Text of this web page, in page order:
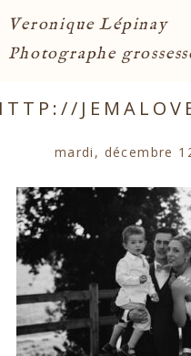
Veronique Lépinay
Photographe
mardi, décembre